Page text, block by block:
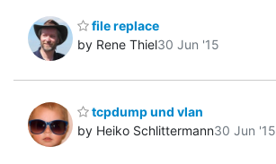
file replace
by Rene Thiel30 Jun '15
tcpdump und vlan
by Heiko Schlittermann30 Jun '15